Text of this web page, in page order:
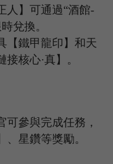
人】可通過“酒館-
兌換。
【鐵甲龍印】和天
接核心·真】。
可參與完成任務 ，
、星鑽等獎勵。